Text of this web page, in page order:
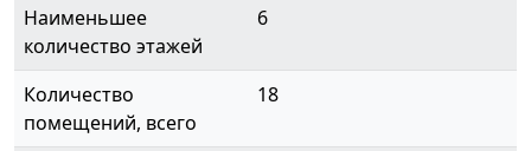
Наименьшее
количество этажей
6
Количество
помещений, всего
18